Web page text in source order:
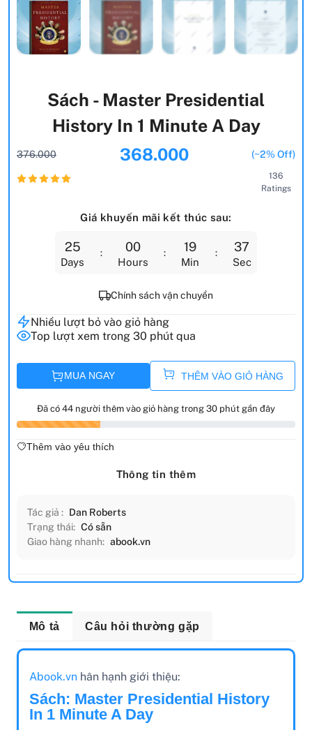
Sách - Master Presidential
History In 1 Minute A Day
376.000 368.000 (~2% Off)
136
Ratings
Giá khuyến mãi kết thúc sau:
25
Days
00
Hours
19
Min
35
Sec
Chính sách vận chuyển
Nhiều lượt bỏ vào giỏ hàng
Top lượt xem trong 30 phút qua
MUA NGAY THÊM VÀO GIỎ HÀNG
Đã có 44 người thêm vào giỏ hàng trong 30 phút gần đây
Thêm vào yêu thích
Thông tin thêm
Tác giả : Dan Roberts
Trạng thái: Có sẵn
Giao hàng nhanh: abook.vn
Mô tả Câu hỏi thường gặp
Abook.vnhân hạnh giới thiệu:
Sách: Master Presidential History
In 1 Minute A Day